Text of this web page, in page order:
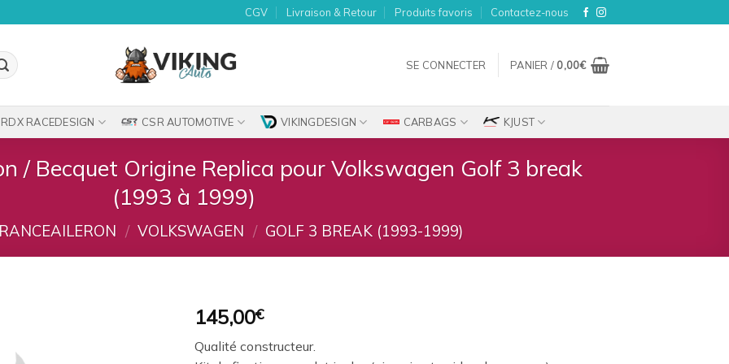
CGV Livraison & Retour Produits favoris Contactez-nous
SE CONNECTER PANIER / 0,00€
RDX RACEDESIGN CSR AUTOMOTIVE VIKINGDESIGN CARBAGS KJUST
/ Becquet Origine Replica pour Volkswagen Golf 3 break
(1993 à 1999)
/ VOLKSWAGEN / GOLF 3 BREAK (1993-1999)
145,00€
Qualité constructeur.